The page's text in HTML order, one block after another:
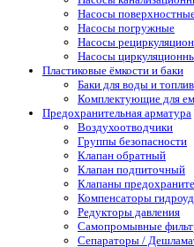
Насосы
Насосы погружные
Насосы
Насосы
Пластиковые ёмкости и баки
Баки для воды и
Комплектующие для
Предохранительная арматура
Воздухоотводчики
Группы безопасности
Клапан обратный
Клапан подпиточный
Клапаны
Компенсаторы
Редукторы давления
Самопромывные
Сепараторы /